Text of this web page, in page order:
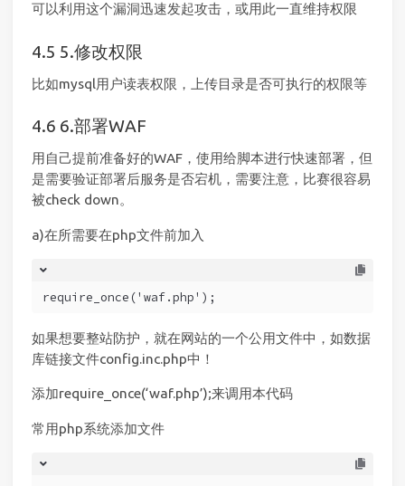
可以利用这个漏洞迅速发起攻击，或用此一直维持权限
5.修改权限
比如mysql用户读表权限，上传目录是否可执行的权限等
6.部署WAF
用自己提前准备好的WAF，使用给脚本进行快速部署，但
是需要验证部署后服务是否宕机，需要注意，比赛很容易
被check down。
a)在所需要在php文件前加入
require_once('waf.php');
如果想要整站防护，就在网站的一个公用文件中，如数据
库链接文件config.inc.php中！
添加require_once(‘waf.php’);来调用本代码
常用php系统添加文件